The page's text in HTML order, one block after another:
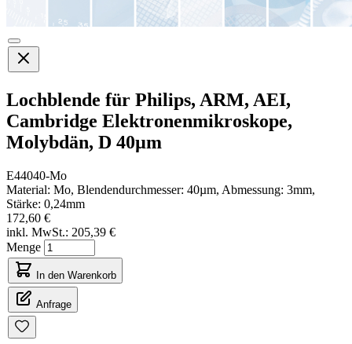
Lochblende für Philips, ARM, AEI,
Cambridge Elektronenmikroskope,
Molybdän, D 40µm
E44040-Mo
Material: Mo, Blendendurchmesser: 40µm, Abmessung: 3mm,
Stärke: 0,24mm
172,60 €
inkl. MwSt.: 205,39 €
Menge
In den Warenkorb
Anfrage